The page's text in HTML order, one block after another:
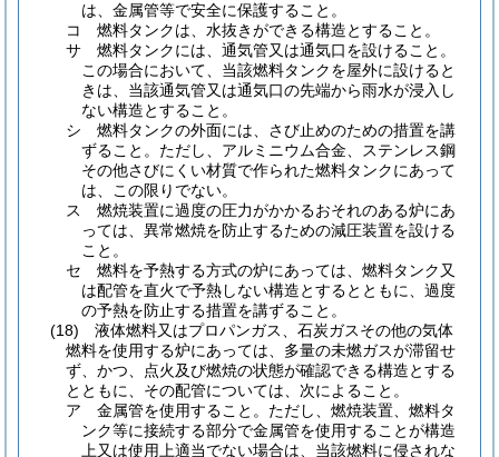
は、金属管等で安全に保護すること。
コ
燃料タンクは、水抜きができる構造とすること。
サ
燃料タンクには、通気管又は通気口を設けること。
この場合において、当該燃料タンクを屋外に設けると
きは、当該通気管又は通気口の先端から雨水が浸入し
ない構造とすること。
シ
燃料タンクの外面には、さび止めのための措置を講
ずること。 ただし、アルミニウム合金、ステンレス鋼
その他さびにくい材質で作られた燃料タンクにあって
は、この限りでない。
ス
燃焼装置に過度の圧力がかかるおそれのある炉にあ
っては、異常燃焼を防止するための減圧装置を設ける
こと。
セ
燃料を予熱する方式の炉にあっては、燃料タンク又
は配管を直火で予熱しない構造とするとともに、過度
の予熱を防止する措置を講ずること。
(18)
液体燃料又はプロパンガス、石炭ガスその他の気体
燃料を使用する炉にあっては、多量の未燃ガスが滞留せ
ず、かつ、点火及び燃焼の状態が確認できる構造とする
とともに、その配管については、次によること。
ア
金属管を使用すること。 ただし、燃焼装置、燃料タ
ンク等に接続する部分で金属管を使用することが構造
上又は使用上適当でない場合は、当該燃料に侵されな